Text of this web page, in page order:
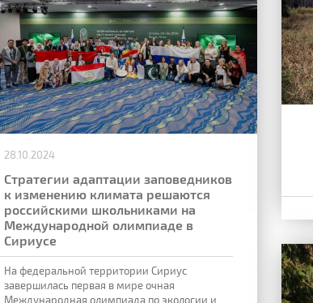
28.10.2024
Стратегии адаптации заповедников
к изменению климата решаются
российскими школьниками на
Международной олимпиаде в
Сириусе
На федеральной территории Сириус
завершилась первая в мире очная
Международная олимпиада по экологии и